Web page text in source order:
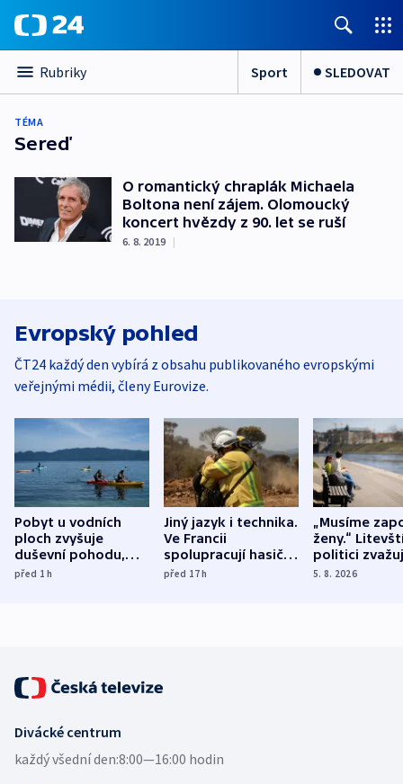
Rubriky Sport SLEDOVAT
TÉMA
Sereď
O romantický chraplák Michaela
Boltona není zájem. Olomoucký
koncert hvězdy z 90. let se ruší
6. 8. 2019 |
Evropský pohled
ČT24 každý den vybírá z obsahu publikovaného evropskými
veřejnými médii, členy Eurovize.
Pobyt u vodních
ploch zvyšuje
duševní pohodu,
ukázala
před 1h
Jiný jazyk i technika.
Ve Francii
spolupracují hasiči z
různých zemí
před 17h
„Musíme
ženy.“
politici
dohodu o
5. 8. 2026
Divácké centrum
každý všední den:8:00—16:00 hodin